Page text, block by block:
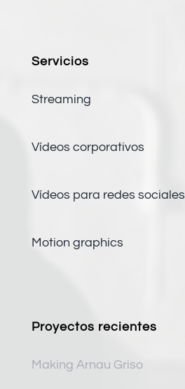
Servicios
Streaming
Vídeos corporativos
Vídeos para redes sociales
Motion graphics
Proyectos recientes
Making Arnau Griso